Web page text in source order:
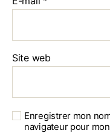
Site web
Enregistrer mon
navigateur pour